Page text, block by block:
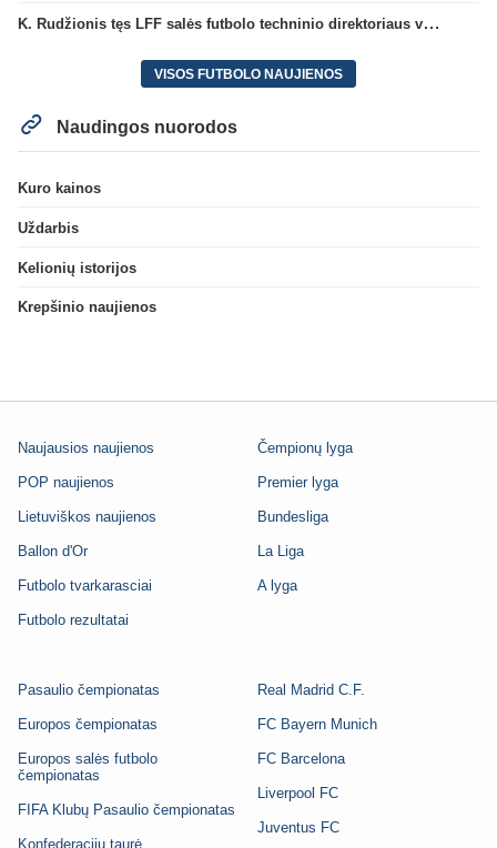
K. Rudžionis tęs LFF salės futbolo techninio direktoriaus veiklą
VISOS FUTBOLO NAUJIENOS
Naudingos nuorodos
Kuro kainos
Uždarbis
Kelionių istorijos
Krepšinio naujienos
Naujausios naujienos
POP naujienos
Lietuviškos naujienos
Ballon d'Or
Futbolo tvarkarasciai
Futbolo rezultatai
Čempionų lyga
Premier lyga
Bundesliga
La Liga
A lyga
Pasaulio čempionatas
Europos čempionatas
Europos salės futbolo
čempionatas
FIFA Klubų Pasaulio čempionatas
Konfederacijų taurė
Real Madrid C.F.
FC Bayern Munich
FC Barcelona
Liverpool FC
Juventus FC